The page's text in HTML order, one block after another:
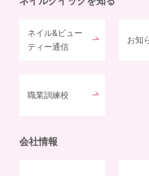
ネイル&ビュー
ティー通信
お知
職業訓練校
会社情報